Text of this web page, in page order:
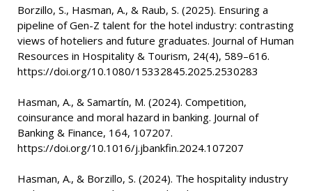
Borzillo, S., Hasman, A., & Raub, S. (2025). Ensuring a
pipeline of Gen-Z talent for the hotel industry: contrasting
views of hoteliers and future graduates. Journal of Human
Resources in Hospitality & Tourism, 24(4), 589–616.
https://doi.org/10.1080/15332845.2025.2530283
Hasman, A., & Samartín, M. (2024). Competition,
coinsurance and moral hazard in banking. Journal of
Banking & Finance, 164, 107207.
https://doi.org/10.1016/j.jbankfin.2024.107207
Hasman, A., & Borzillo, S. (2024). The hospitality industry